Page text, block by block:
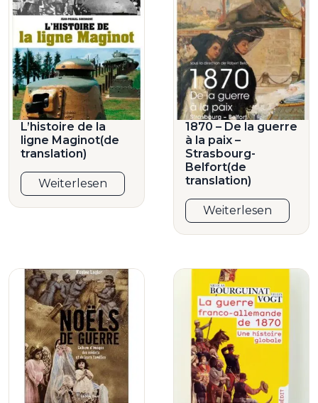
L’histoire de la
ligne Maginot(de
translation)
Weiterlesen
1870 – De la guerre
à la paix –
Strasbourg-
Belfort(de
translation)
Weiterlesen